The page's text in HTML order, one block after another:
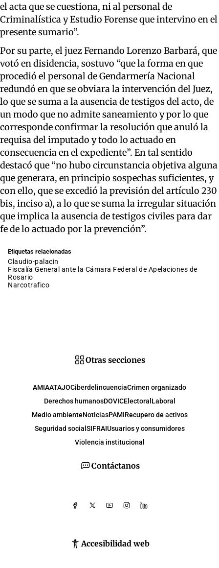
el acta que se cuestiona, ni al personal de
Criminalística y Estudio Forense que intervino en el
presente sumario”.
Por su parte, el juez Fernando Lorenzo Barbará, que
votó en disidencia, sostuvo “que la forma en que
procedió el personal de Gendarmería Nacional
redundó en que se obviara la intervención del Juez,
lo que se suma a la ausencia de testigos del acto, de
un modo que no admite saneamiento y por lo que
corresponde confirmar la resolución que anuló la
requisa del imputado y todo lo actuado en
consecuencia en el expediente”. En tal sentido
destacó que “no hubo circunstancia objetiva alguna
que generara, en principio sospechas suficientes, y
con ello, que se excedió la previsión del artículo 230
bis, inciso a), a lo que se suma la irregular situación
que implica la ausencia de testigos civiles para dar
fe de lo actuado por la prevención”.
Etiquetas relacionadas
claudio-palacin
Fiscalía General ante la Cámara Federal de Apelaciones de
Rosario
narcotrafico
Contáctanos
Accesibilidad web
Otras secciones
AMIAATAJOCiberdelincuenciaCrimen organizado
Derechos humanosDOVICElectoral Laboral
Medio ambienteNoticiasPAMIRecupero de activos
Seguridad social SIFRAIUsuarios y consumidores
Violencia institucional